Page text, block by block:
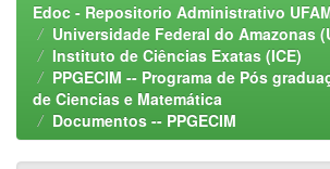
Edoc - Repositorio Administrativo
Universidade Federal do Amazonas
Instituto de Ciências Exatas (ICE)
PPGECIM -- Programa de Pós
de Ciencias e Matemática
Documentos -- PPGECIM